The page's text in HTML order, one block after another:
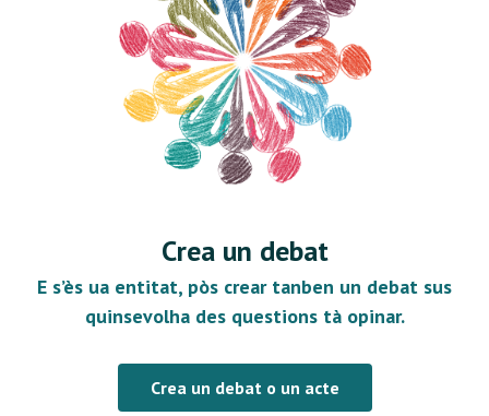
Crea un debat
E s’ès ua entitat, pòs crear tanben un debat sus
quinsevolha des questions tà opinar.
Crea un debat o un acte